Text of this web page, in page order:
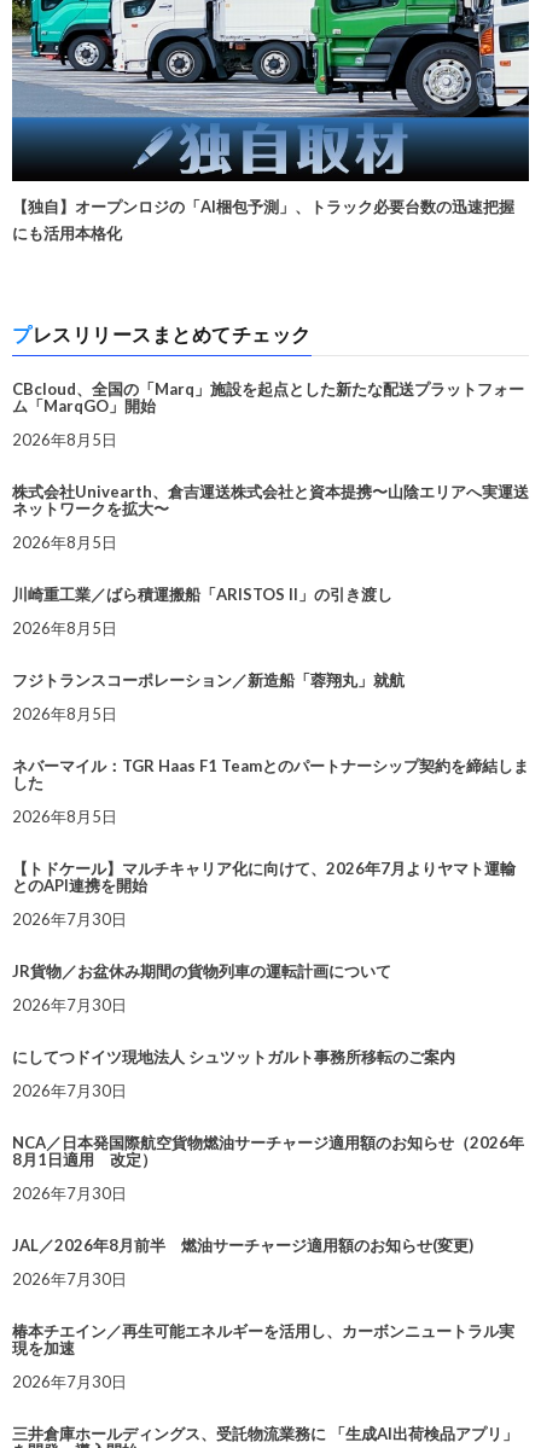
【独自】オープンロジの「AI梱包予測」、トラック必要台数の迅速把握
にも活用本格化
プレスリリースまとめてチェック
CBcloud、全国の「Marq」施設を起点とした新たな配送プラットフォー
ム「MarqGO」開始
2026年8月5日
株式会社Univearth、倉吉運送株式会社と資本提携〜山陰エリアへ実運送
ネットワークを拡大〜
2026年8月5日
川崎重工業／ばら積運搬船「ARISTOS II」の引き渡し
2026年8月5日
フジトランスコーポレーション／新造船「蓉翔丸」就航
2026年8月5日
ネバーマイル：TGR Haas F1 Teamとのパートナーシップ契約を締結しま
した
2026年8月5日
【トドケール】マルチキャリア化に向けて、2026年7月よりヤマト運輸
とのAPI連携を開始
2026年7月30日
JR貨物／お盆休み期間の貨物列車の運転計画について
2026年7月30日
にしてつドイツ現地法人 シュツットガルト事務所移転のご案内
2026年7月30日
NCA／日本発国際航空貨物燃油サーチャージ適用額のお知らせ（2026年
8月1日適用 改定）
2026年7月30日
JAL／2026年8月前半 燃油サーチャージ適用額のお知らせ(変更)
2026年7月30日
椿本チエイン／再生可能エネルギーを活用し、カーボンニュートラル実
現を加速
2026年7月30日
三井倉庫ホールディングス、受託物流業務に 「生成AI出荷検品アプリ」